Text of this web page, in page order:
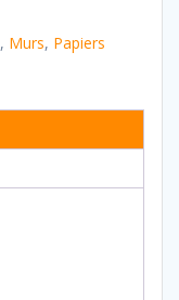
, Murs, Papiers